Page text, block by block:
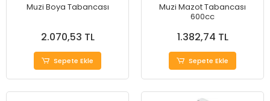
Muzi Boya Tabancası
2.070,53 TL
Sepete Ekle
Muzi Mazot Tabancası
600cc
1.382,74 TL
Sepete Ekle